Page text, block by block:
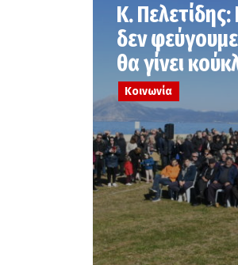
Κ.
δεν
θα γίνει
Κοινωνία